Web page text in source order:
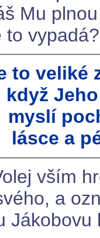
Mu
to vypadá?
to veliké
když
myslí
lásce a
vším
a
Jákobovu